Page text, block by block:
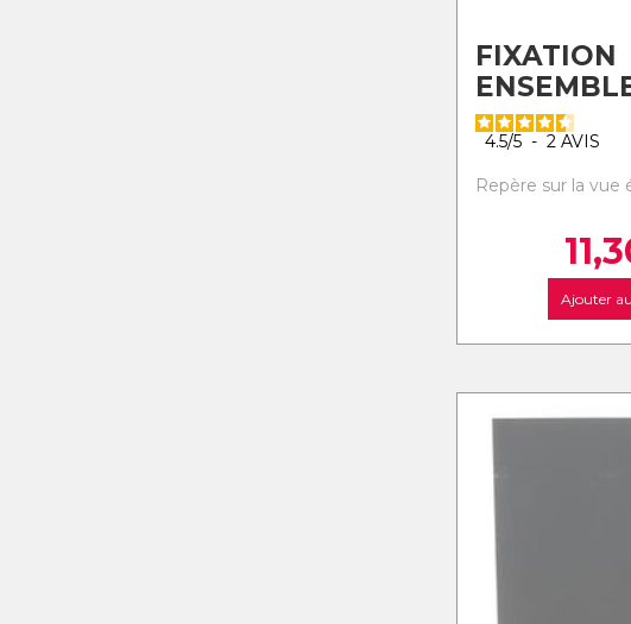
FIXATION
4.5/5 - 2 AVIS
Repère sur la vue
Ajouter